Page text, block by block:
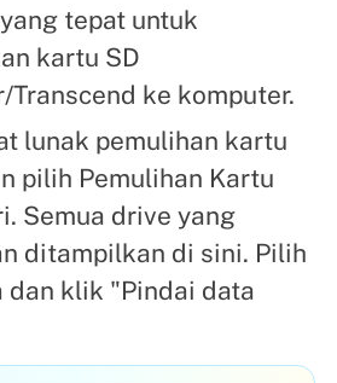
tepat untuk
kartu SD
Transcend ke komputer.
lunak pemulihan kartu
pilih Pemulihan Kartu
Semua drive yang
ditampilkan di sini. Pilih
dan klik "Pindai data